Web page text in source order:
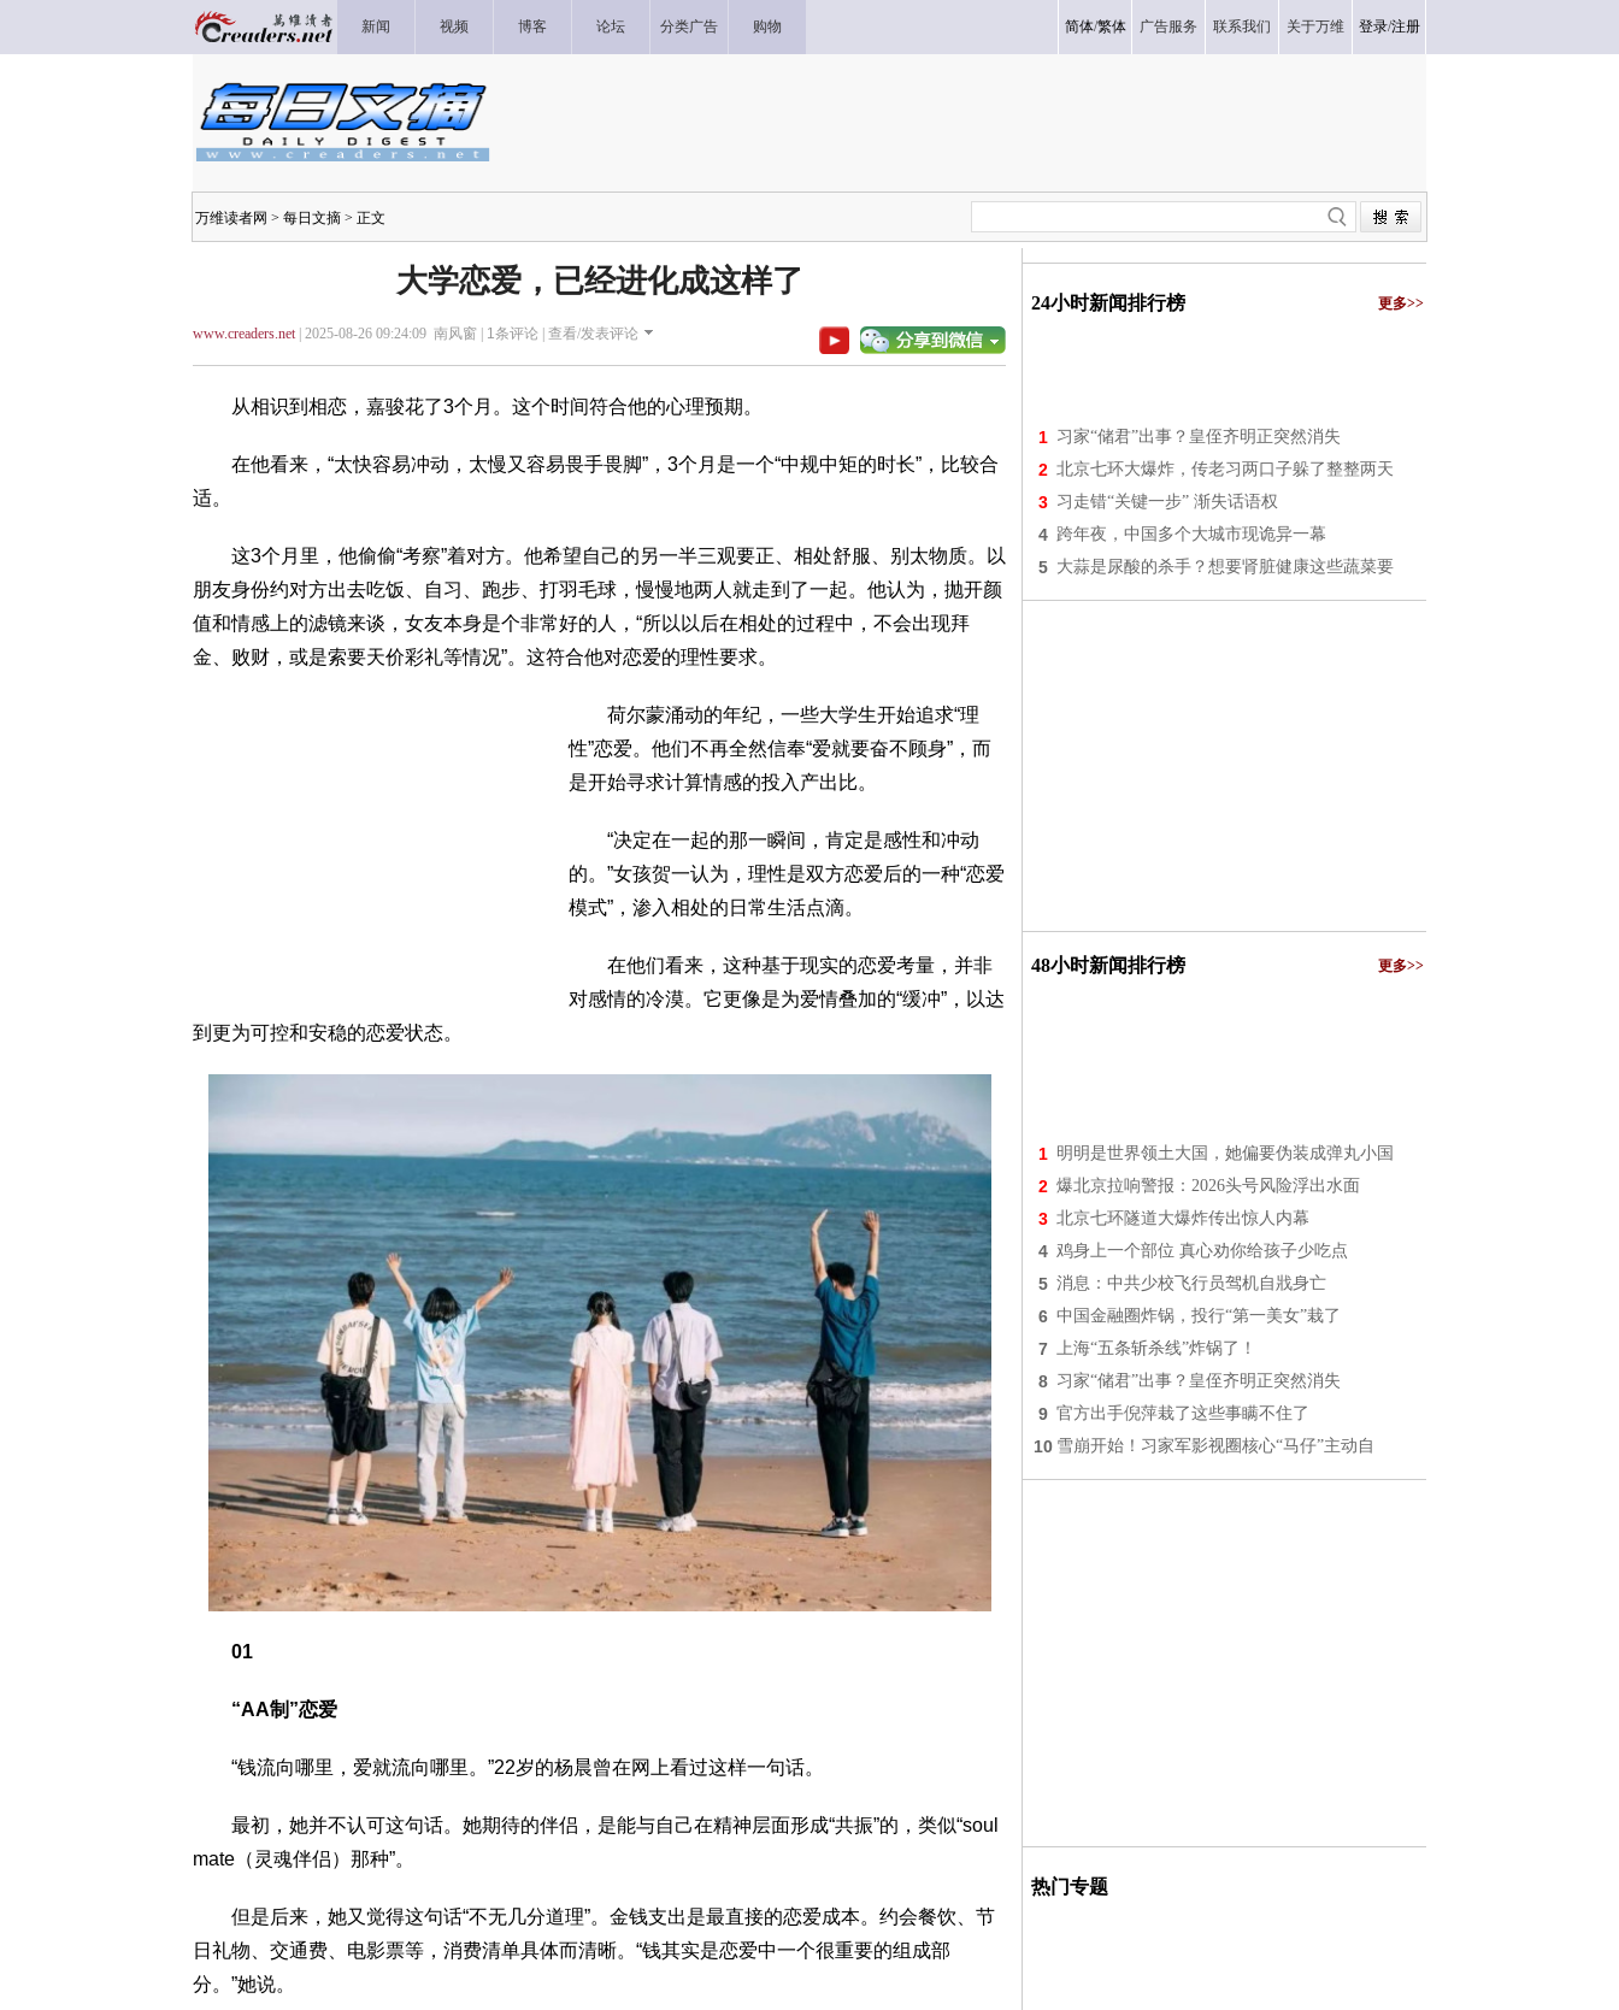
新闻 视频 博客 论坛 分类广告 购物 简体/繁体 广告服务 联系我们 关于万维 登录/注册
万维读者网 > 每日文摘 > 正文
大学恋爱，已经进化成这样了
www.creaders.net| 2025-08-26 09:24:09 南风窗 | 1条评论 | 查看/发表评论
从相识到相恋，嘉骏花了3个月。这个时间符合他的心理预期。
在他看来，“太快容易冲动，太慢又容易畏手畏脚”，3个月是一个“中规中矩的时长”，比较合
适。
这3个月里，他偷偷“考察”着对方。他希望自己的另一半三观要正、相处舒服、别太物质。以
朋友身份约对方出去吃饭、自习、跑步、打羽毛球，慢慢地两人就走到了一起。他认为，抛开颜
值和情感上的滤镜来谈，女友本身是个非常好的人，“所以以后在相处的过程中，不会出现拜
金、败财，或是索要天价彩礼等情况”。这符合他对恋爱的理性要求。
荷尔蒙涌动的年纪，一些大学生开始追求“理
性”恋爱。他们不再全然信奉“爱就要奋不顾身”，而
是开始寻求计算情感的投入产出比。
“决定在一起的那一瞬间，肯定是感性和冲动
的。”女孩贺一认为，理性是双方恋爱后的一种“恋爱
模式”，渗入相处的日常生活点滴。
在他们看来，这种基于现实的恋爱考量，并非
对感情的冷漠。它更像是为爱情叠加的“缓冲”，以达
到更为可控和安稳的恋爱状态。
01
“AA制”恋爱
“钱流向哪里，爱就流向哪里。”22岁的杨晨曾在网上看过这样一句话。
最初，她并不认可这句话。她期待的伴侣，是能与自己在精神层面形成“共振”的，类似“soul
mate（灵魂伴侣）那种”。
但是后来，她又觉得这句话“不无几分道理”。金钱支出是最直接的恋爱成本。约会餐饮、节
日礼物、交通费、电影票等，消费清单具体而清晰。“钱其实是恋爱中一个很重要的组成部
分。”她说。
24小时新闻排行榜 更多>>
1 习家“储君”出事？皇侄齐明正突然消失
2 北京七环大爆炸，传老习两口子躲了整整两天
3 习走错“关键一步” 渐失话语权
4 跨年夜，中国多个大城市现诡异一幕
5 大蒜是尿酸的杀手？想要肾脏健康这些蔬菜要
48小时新闻排行榜 更多>>
1 明明是世界领土大国，她偏要伪装成弹丸小国
2 爆北京拉响警报：2026头号风险浮出水面
3 北京七环隧道大爆炸传出惊人内幕
4 鸡身上一个部位 真心劝你给孩子少吃点
5 消息：中共少校飞行员驾机自戕身亡
6 中国金融圈炸锅，投行“第一美女”栽了
7 上海“五条斩杀线”炸锅了！
8 习家“储君”出事？皇侄齐明正突然消失
9 官方出手倪萍栽了这些事瞒不住了
10 雪崩开始！习家军影视圈核心“马仔”主动自
热门专题